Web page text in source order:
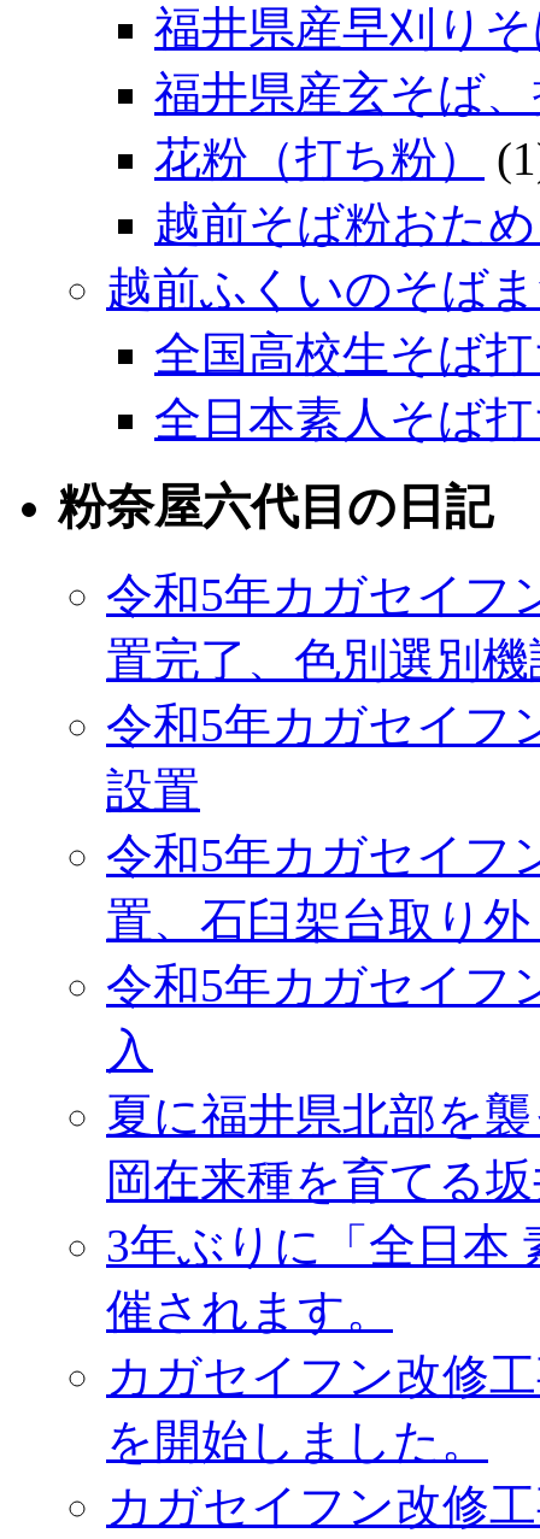
福井県産早刈り
福井県産玄そば
花粉（打ち粉）
越前そば粉おた
越前ふくいのそば
全国高校生そば
全日本素人そば
粉奈屋六代目の日記
令和5年カガセイフ
置完了、色別選別
令和5年カガセイフ
設置
令和5年カガセイフ
置、石臼架台取り
令和5年カガセイフ
入
夏に福井県北部を
岡在来種を育てる
3年ぶりに「全日本
催されます。
カガセイフン改修
を開始しました。
カガセイフン改修